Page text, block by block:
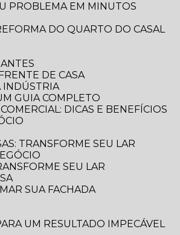
PROBLEMA EM MINUTOS
DO QUARTO DO CASAL
DE CASA
INDÚSTRIA
GUIA COMPLETO
DICAS E BENEFÍCIOS
TRANSFORME SEU LAR
SEU LAR
SUA FACHADA
UM RESULTADO IMPECÁVEL